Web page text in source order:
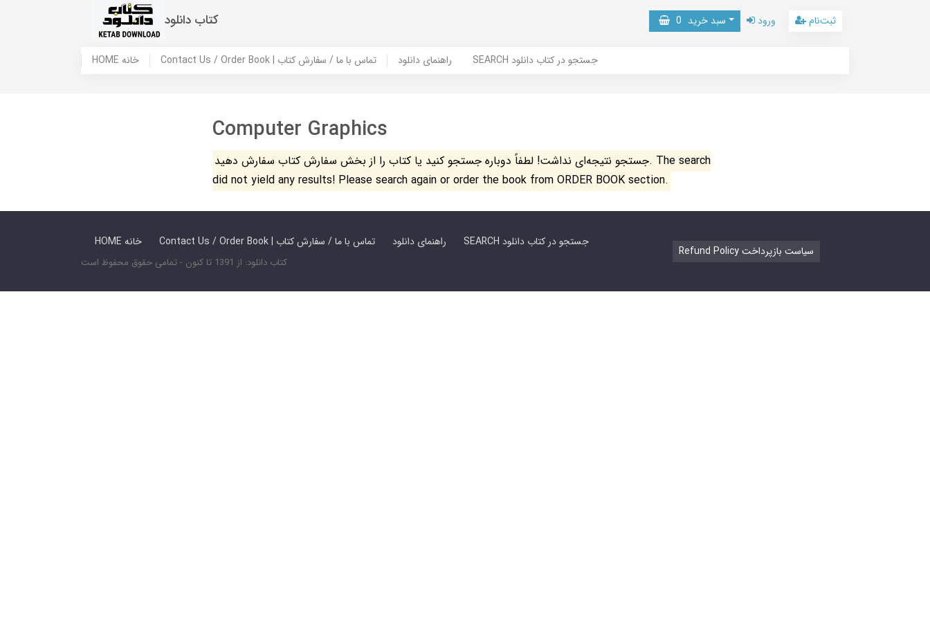
کتاب دانلود سبد خرید 0 ورود ثبت‌نام
HOME خانه Contact Us / Order Book | تماس با ما / سفارش کتاب راهنمای دانلود SEARCH جستجو در کتاب دانلود
Computer Graphics
جستجو نتیجه‌ای نداشت! لطفاً دوباره جستجو کنید یا کتاب را از بخش سفارش کتاب سفارش دهید. The search
did not yield any results! Please search again or order the book from ORDER BOOK section.
HOME خانه Contact Us / Order Book | تماس با ما / سفارش کتاب راهنمای دانلود SEARCH جستجو در کتاب دانلود
کتاب دانلود: از 1391 تا کنون - تمامی حقوق محفوظ است
Refund Policy سیاست بازپرداخت